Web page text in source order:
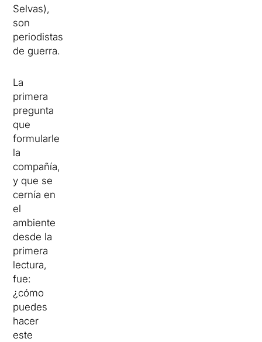
Selvas),
son
periodistas
de guerra.
La
primera
pregunta
que
formularle
la
compañía,
y que se
cernía en
el
ambiente
desde la
primera
lectura,
fue:
¿cómo
puedes
hacer
este